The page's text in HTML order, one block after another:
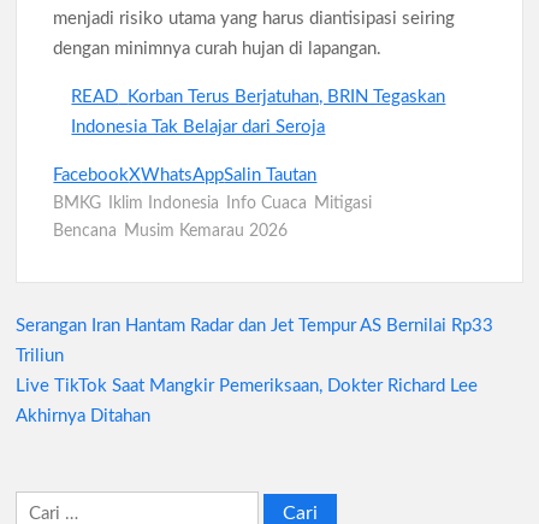
menjadi risiko utama yang harus diantisipasi seiring
dengan minimnya curah hujan di lapangan.
READ
Korban Terus Berjatuhan, BRIN Tegaskan
Indonesia Tak Belajar dari Seroja
FacebookXWhatsAppSalin Tautan
BMKG Iklim Indonesia Info Cuaca
Mitigasi
Bencana
Musim Kemarau 2026
Navigasi
pos
Serangan Iran Hantam Radar dan Jet Tempur AS Bernilai Rp33
Triliun
Live TikTok Saat Mangkir Pemeriksaan, Dokter Richard Lee
Akhirnya Ditahan
Cari